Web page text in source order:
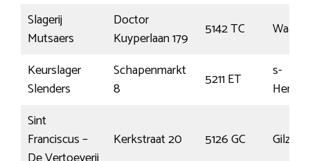
Slagerij
Mutsaers
Doctor
Kuyperlaan 179
5142 TC
Keurslager
Slenders
Schapenmarkt
8
5211 ET
s-
Sint
Franciscus –
Kerkstraat 20 5126 GC Gilze